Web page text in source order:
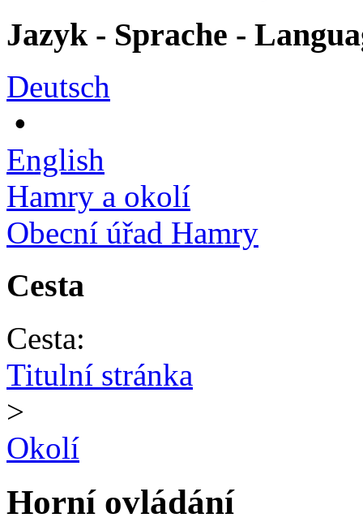
Jazyk - Sprache -
Deutsch
•
English
Hamry a okolí
Obecní úřad Hamry
Cesta
Cesta:
Titulní stránka
>
Okolí
Horní ovládání